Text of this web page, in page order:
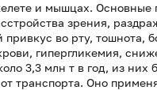
и мышцах.
зрения,
во рту, тошнота,
гипергликемия,
3,3 млн т в год, из
транспорта. Оно